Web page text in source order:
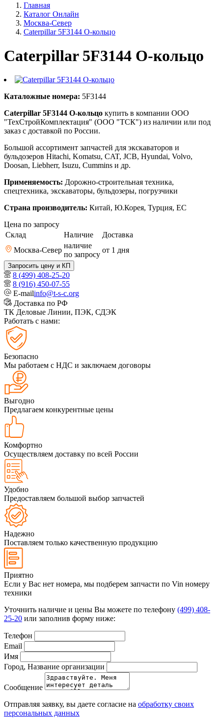
Главная
Каталог Онлайн
Москва-Север
Caterpillar 5F3144 О-кольцо
Caterpillar 5F3144 О-кольцо
Каталожные номера: 5F3144
Caterpillar 5F3144 О-кольцо купить в компании ООО
"ТехСтройКомплектация" (ООО "ТСК") из наличии или под
заказ с доставкой по России.
Большой ассортимент запчастей для экскаваторов и
бульдозеров Hitachi, Komatsu, CAT, JCB, Hyundai, Volvo,
Doosan, Liebherr, Isuzu, Cummins и др.
Применяемость: Дорожно-строительная техника,
спецтехника, экскаваторы, бульдозеры, погрузчики
Страна производитель: Китай, Ю.Корея, Турция, ЕС
Цена по запросу
Склад
Наличие
Доставка
Москва-Север
наличие
по запросу
от 1 дня
Запросить цену и КП
8 (499) 408-25-20
8 (916) 450-07-55
E-mailinfo@t-s-c.org
Доставка по РФ
ТК Деловые Линии, ПЭК, СДЭК
Работать с нами:
Безопасно
Мы работаем с НДС и заключаем договоры
Выгодно
Предлагаем конкурентные цены
Комфортно
Осуществляем доставку по всей России
Удобно
Предоставляем большой выбор запчастей
Надежно
Поставляем только качественную продукцию
Приятно
Если у Вас нет номера, мы подберем запчасти по Vin номеру
техники
Уточнить наличие и цены Вы можете по телефону (499) 408-
25-20 или заполнив форму ниже:
Телефон
Email
Имя
Город, Название организации
Сообщение
Отправляя заявку, вы даете согласие на обработку своих
персональных данных